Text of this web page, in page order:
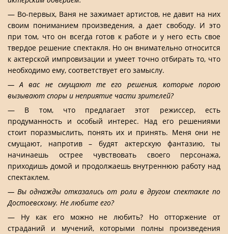
— Во-первых, Ваня не зажимает артистов, не давит на них
своим пониманием произведения, а дает свободу. И это
при том, что он всегда готов к работе и у него есть свое
твердое решение спектакля. Но он внимательно относится
к актерской импровизации и умеет точно отбирать то, что
необходимо ему, соответствует его замыслу.
— А вас не смущают те его решения, которые порою
вызывают споры и неприятие части зрителей?
— В том, что предлагает этот режиссер, есть
продуманность и особый интерес. Над его решениями
стоит поразмыслить, понять их и принять. Меня они не
смущают, напротив – будят актерскую фантазию, ты
начинаешь острее чувствовать своего персонажа,
приходишь домой и продолжаешь внутреннюю работу над
спектаклем.
— Вы однажды отказались от роли в другом спектакле по
Достоевскому. Не любите его?
— Ну как его можно не любить? Но отторжение от
страданий и мучений, которыми полны произведения